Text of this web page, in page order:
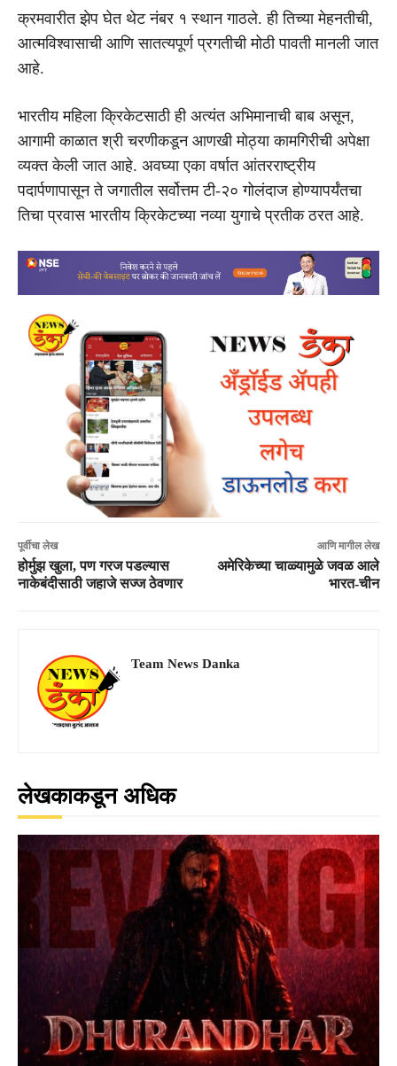
क्रमवारीत झेप घेत थेट नंबर १ स्थान गाठले. ही तिच्या मेहनतीची,
आत्मविश्वासाची आणि सातत्यपूर्ण प्रगतीची मोठी पावती मानली जात
आहे.
भारतीय महिला क्रिकेटसाठी ही अत्यंत अभिमानाची बाब असून,
आगामी काळात श्री चरणीकडून आणखी मोठ्या कामगिरीची अपेक्षा
व्यक्त केली जात आहे. अवघ्या एका वर्षात आंतरराष्ट्रीय
पदार्पणापासून ते जगातील सर्वोत्तम टी-२० गोलंदाज होण्यापर्यंतचा
तिचा प्रवास भारतीय क्रिकेटच्या नव्या युगाचे प्रतीक ठरत आहे.
पूर्वीचा लेख
होर्मुझ खुला, पण गरज पडल्यास
नाकेबंदीसाठी जहाजे सज्ज ठेवणार
आणि मागील लेख
अमेरिकेच्या चाळ्यामुळे जवळ आले
भारत-चीन
Team News Danka
लेखकाकडून अधिक